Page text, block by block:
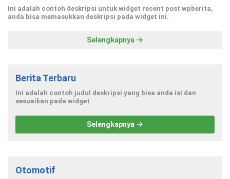
Ini adalah contoh deskripsi untuk widget recent post wpberita,
anda bisa memasukkan deskripsi pada widget ini.
Selengkapnya
Berita Terbaru
Ini adalah contoh judul deskripsi yang bisa anda isi dan
sesuaikan pada widget
Selengkapnya
Otomotif